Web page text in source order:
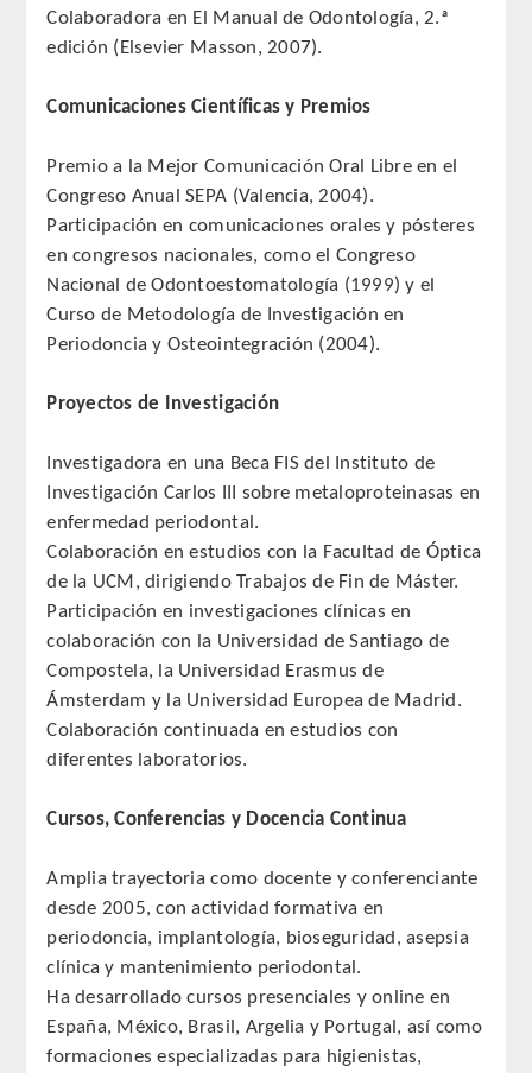
Artículos de Académicos
CONTACTO
Colaboradora en El Manual de Odontología, 2.ª
edición (Elsevier Masson, 2007).
Comunicaciones Científicas y Premios
Premio a la Mejor Comunicación Oral Libre en el
Congreso Anual SEPA (Valencia, 2004).
Participación en comunicaciones orales y pósteres
en congresos nacionales, como el Congreso
Nacional de Odontoestomatología (1999) y el
Curso de Metodología de Investigación en
Periodoncia y Osteointegración (2004).
Proyectos de Investigación
Investigadora en una Beca FIS del Instituto de
Investigación Carlos III sobre metaloproteinasas en
enfermedad periodontal.
Colaboración en estudios con la Facultad de Óptica
de la UCM, dirigiendo Trabajos de Fin de Máster.
Participación en investigaciones clínicas en
colaboración con la Universidad de Santiago de
Compostela, la Universidad Erasmus de
Ámsterdam y la Universidad Europea de Madrid.
Colaboración continuada en estudios con
diferentes laboratorios.
Cursos, Conferencias y Docencia Continua
Amplia trayectoria como docente y conferenciante
desde 2005, con actividad formativa en
periodoncia, implantología, bioseguridad, asepsia
clínica y mantenimiento periodontal.
Ha desarrollado cursos presenciales y online en
España, México, Brasil, Argelia y Portugal, así como
formaciones especializadas para higienistas,